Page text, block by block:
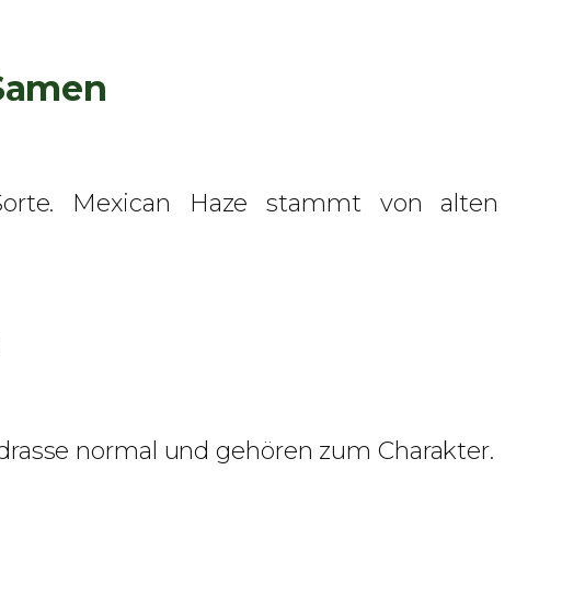
Mexican Haze stammt von alten
normal und gehören zum Charakter.